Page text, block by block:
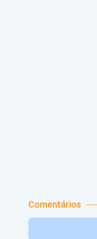
Comentários